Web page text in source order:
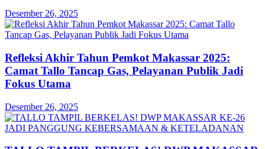
Desember 26, 2025
Refleksi Akhir Tahun Pemkot Makassar 2025:
Camat Tallo Tancap Gas, Pelayanan Publik Jadi
Fokus Utama
Desember 26, 2025